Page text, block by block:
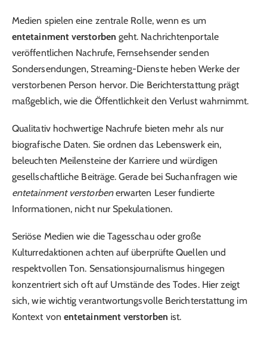
Medien spielen eine zentrale Rolle, wenn es um
entetainment verstorben geht. Nachrichtenportale
veröffentlichen Nachrufe, Fernsehsender senden
Sondersendungen, Streaming-Dienste heben Werke der
verstorbenen Person hervor. Die Berichterstattung prägt
maßgeblich, wie die Öffentlichkeit den Verlust wahrnimmt.
Qualitativ hochwertige Nachrufe bieten mehr als nur
biografische Daten. Sie ordnen das Lebenswerk ein,
beleuchten Meilensteine der Karriere und würdigen
gesellschaftliche Beiträge. Gerade bei Suchanfragen wie
entetainment verstorbenerwarten Leser fundierte
Informationen, nicht nur Spekulationen.
Seriöse Medien wie die Tagesschau oder große
Kulturredaktionen achten auf überprüfte Quellen und
respektvollen Ton. Sensationsjournalismus hingegen
konzentriert sich oft auf Umstände des Todes. Hier zeigt
sich, wie wichtig verantwortungsvolle Berichterstattung im
Kontext von entetainment verstorben ist.